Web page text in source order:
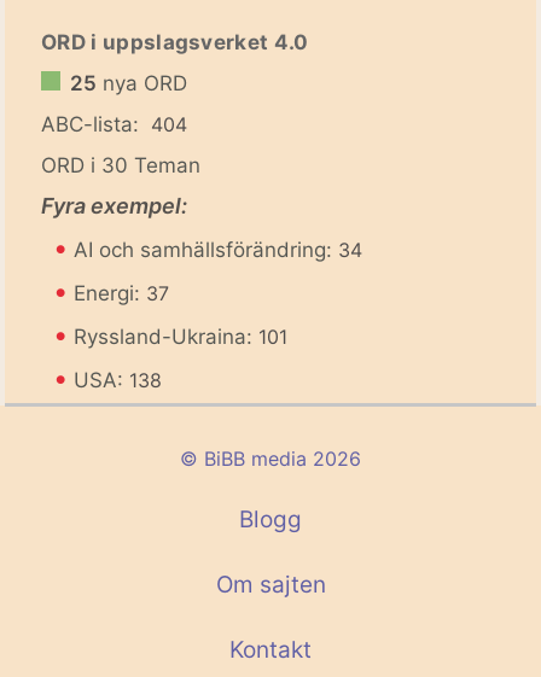
ORD i uppslagsverket 4.0
25 nya ORD
ABC-lista: 404
ORD i 30 Teman
Fyra exempel:
• AI och samhällsförändring: 34
• Energi: 37
• Ryssland-Ukraina: 101
• USA: 138
© BiBB media 2026
Blogg
Om sajten
Kontakt